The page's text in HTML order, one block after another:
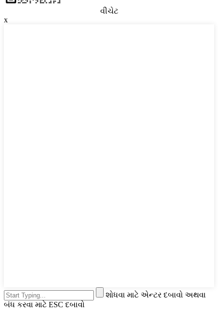
વીચેટ
x
શોધવા માટે એન્ટર દબાવો અથવા
બંધ કરવા માટે ESC દબાવો